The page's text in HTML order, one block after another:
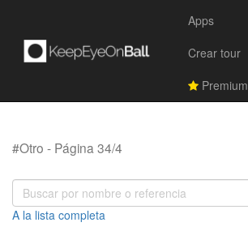
Apps
Crear tour
Premium
#Otro - Página 34/4
A la lista completa